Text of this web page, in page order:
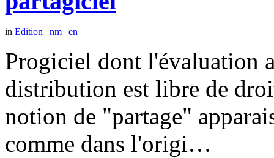
in Edition | nm | en
Progiciel dont l'évaluation
distribution est libre de
notion de "partage"
comme dans l'origi…